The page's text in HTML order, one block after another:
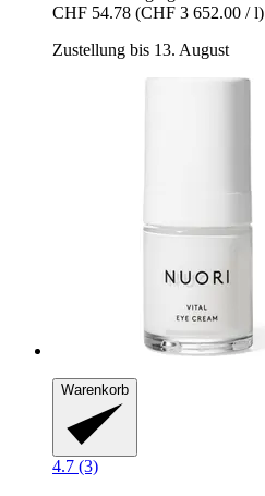
CHF 54.78 (CHF 3 652.00 / l)
Zustellung bis 13. August
Warenkorb
4.7 (3)